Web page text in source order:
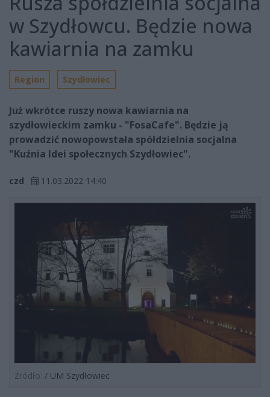
w Szydłowcu. Będzie nowa
kawiarnia na zamku
Region Szydłowiec
Już wkrótce ruszy nowa kawiarnia na
szydłowieckim zamku - "FosaCafe". Będzie ją
prowadzić nowopowstała spółdzielnia socjalna
"Kuźnia Idei społecznych Szydłowiec".
czd 11.03.2022 14:40
Źródło: / UM Szydłowiec